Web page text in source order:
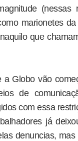
(nessas
marionetes
que
a Globo vão
de
com essa
já
denuncias,